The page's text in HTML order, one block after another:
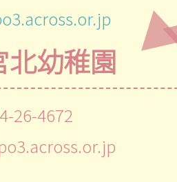
北幼稚園
26-4672